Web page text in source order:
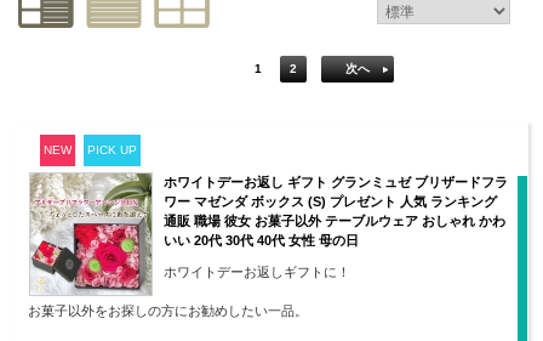
1 2 次へ
NEW PICK UP
ホワイトデーお返し ギフト グランミュゼ ブリザードフラ
ワー マゼンダ ボックス (S) プレゼント 人気 ランキング
通販 職場 彼女 お菓子以外 テーブルウェア おしゃれ かわ
いい 20代 30代 40代 女性 母の日
ホワイトデーお返しギフトに！
お菓子以外をお探しの方にお勧めしたい一品。